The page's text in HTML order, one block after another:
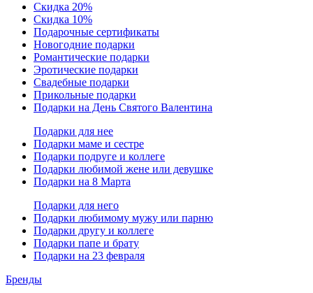
Скидка 20%
Скидка 10%
Подарочные сертификаты
Новогодние подарки
Романтические подарки
Эротические подарки
Свадебные подарки
Прикольные подарки
Подарки на День Святого Валентина
Подарки для нее
Подарки маме и сестре
Подарки подруге и коллеге
Подарки любимой жене или девушке
Подарки на 8 Марта
Подарки для него
Подарки любимому мужу или парню
Подарки другу и коллеге
Подарки папе и брату
Подарки на 23 февраля
Бренды